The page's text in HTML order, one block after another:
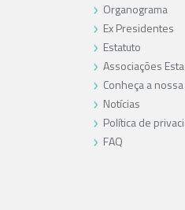
Organograma
Ex Presidentes
Estatuto
Associações
Conheça a
Notícias
Política de
FAQ